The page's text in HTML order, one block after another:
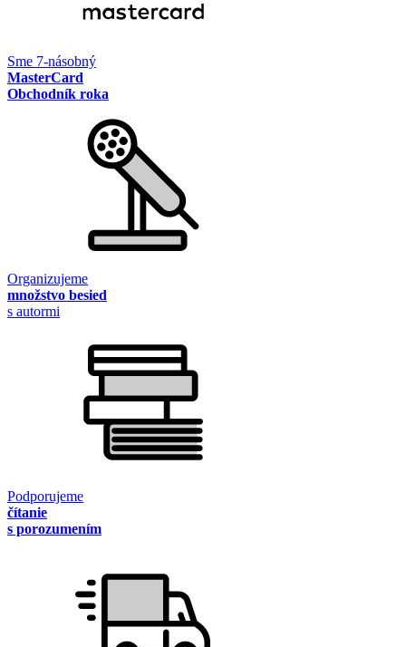
Sme 7-násobný
MasterCard
Obchodník roka
Organizujeme
množstvo besied
s autormi
Podporujeme
čítanie
s porozumením